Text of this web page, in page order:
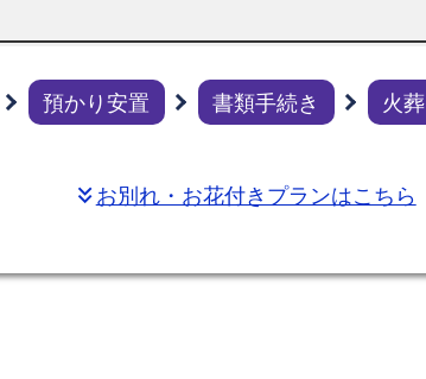
預かり安置 書類手続き 火葬
keyboard_double_arrow_downお別れ・お花付きプランはこちら